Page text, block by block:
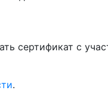
сертификат с
.